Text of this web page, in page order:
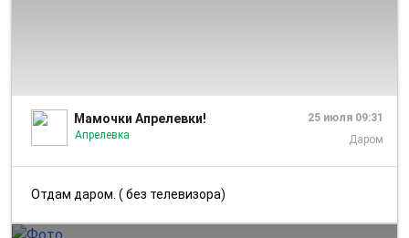
Мамочки Апрелевки!
Апрелевка
25 июля 09:31
Даром
Отдам даром. ( без телевизора)